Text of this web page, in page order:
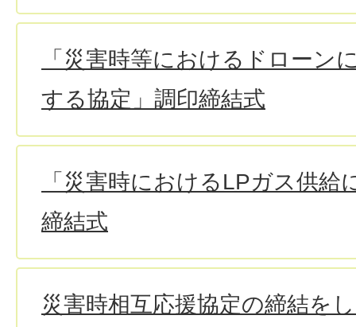
「災害時等におけるドローン
する協定」調印締結式
「災害時におけるLPガス供給
締結式
災害時相互応援協定の締結を